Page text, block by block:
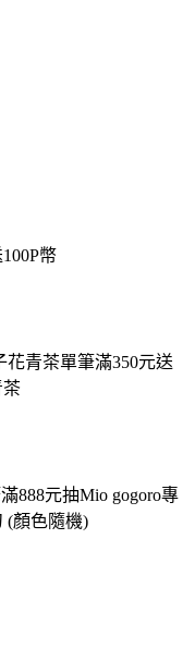
幣
花青茶單筆滿350元送
茶
888元抽Mio gogoro專
(顏色隨機)